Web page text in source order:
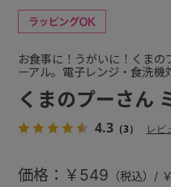
くまのプーさん
4.3（3） レビ
お食事に！うがいに！くま
ーアル。電子レンジ・食洗機
価格：￥549 （税込）/